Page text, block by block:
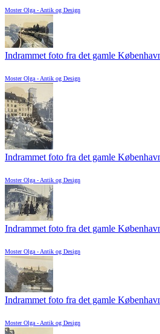
Moster Olga - Antik og Design
Indrammet foto fra det gamle
Moster Olga - Antik og Design
Indrammet foto fra det gamle
Moster Olga - Antik og Design
Indrammet foto fra det gamle
Moster Olga - Antik og Design
Indrammet foto fra det gamle
Moster Olga - Antik og Design